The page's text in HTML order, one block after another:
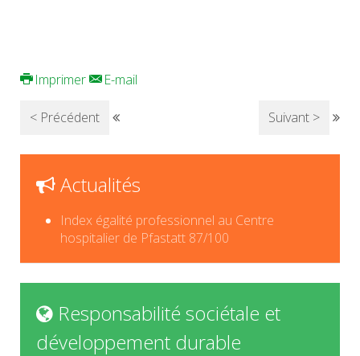
Imprimer E-mail
< Précédent Suivant >
Actualités
Index égalité professionnel au Centre
hospitalier de Pfastatt 87/100
Responsabilité sociétale et
développement durable